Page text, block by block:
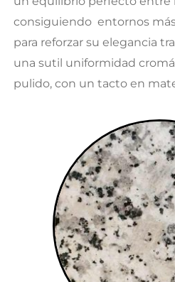
consiguiendo entornos
para reforzar su elegancia
una sutil uniformidad
pulido, con un tacto en